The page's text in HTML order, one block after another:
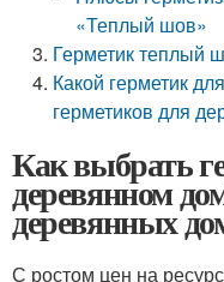
«Теплый шов»
Герметик теплый
Какой герметик
герметиков для
Как выбрать
деревянном
деревянных
С ростом цен на